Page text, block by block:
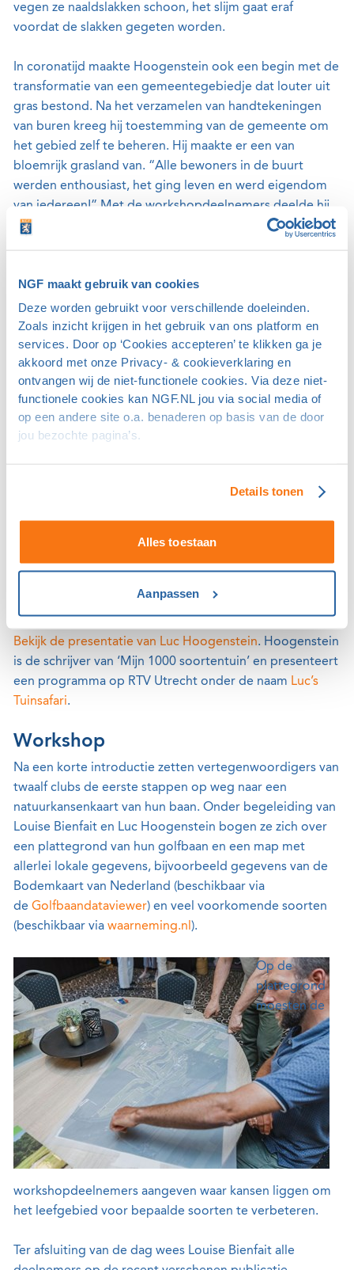
NGF maakt gebruik van cookies
Deze worden gebruikt voor verschillende doeleinden.
Zoals inzicht krijgen in het gebruik van ons platform en
services. Door op ‘Cookies accepteren’ te klikken ga je
akkoord met onze Privacy- & cookieverklaring en
ontvangen wij de niet-functionele cookies. Via deze niet-
functionele cookies kan NGF.NL jou via social media of
op een andere site o.a. benaderen op basis van de door
jou bezochte pagina’s.
Details tonen
Alles toestaan
Aanpassen
vegen ze naaldslakken schoon, het slijm gaat eraf
voordat de slakken gegeten worden.
In coronatijd maakte Hoogenstein ook een begin met de
transformatie van een gemeentegebiedje dat louter uit
gras bestond. Na het verzamelen van handtekeningen
van buren kreeg hij toestemming van de gemeente om
het gebied zelf te beheren. Hij maakte er een van
bloemrijk grasland van. “Alle bewoners in de buurt
werden enthousiast, het ging leven en werd eigendom
van iedereen!” Met de workshopdeelnemers deelde hij
tips over de inrichting én het beheer (“Net zo
‘kermismengsels’, de zaden inharken in een groeizame
periode, geen teelaarde toevoegen, een derde maaien
in maart, een derde in oktober en een derde pas in een
volgend jaar.
Zo is het ook bij biodiversiteitsontwikkeling op een
golfbaan zaak om goed te kijken naar de bodem, het
water, het omringende landschap. “Het is maatwerk, per
locatie is het anders. En aansluitend is monitoring heel
belangrijk. Met monitoring kom je erachter wat
achteruit- en vooruitgaat. Een ecoloog weet hoe je dan
een vragenrondje werd onder meer gevraagd of
schapenbegrazing waardevol is voor de biodiversiteit.
“Ja,” zei Hoogenstein, “maar het is wel belangrijk dat je
schapen daar niet te lang laat grazen.”
Bekijk de presentatie van Luc Hoogenstein. Hoogenstein
is de schrijver van ‘Mijn 1000 soortentuin’ en presenteert
een programma op RTV Utrecht onder de naam Luc’s
Tuinsafari.
Workshop
Na een korte introductie zetten vertegenwoordigers van
twaalf clubs de eerste stappen op weg naar een
natuurkansenkaart van hun baan. Onder begeleiding van
Louise Bienfait en Luc Hoogenstein bogen ze zich over
een plattegrond van hun golfbaan en een map met
allerlei lokale gegevens, bijvoorbeeld gegevens van de
Bodemkaart van Nederland (beschikbaar via
de Golfbaandataviewer) en veel voorkomende soorten
(beschikbaar via waarneming.nl ).
Op de
plattegrond
moesten de
workshopdeelnemers aangeven waar kansen liggen om
het leefgebied voor bepaalde soorten te verbeteren.
Ter afsluiting van de dag wees Louise Bienfait alle